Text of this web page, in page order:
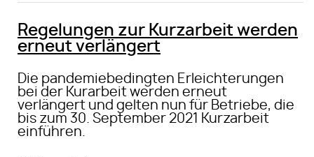
Regelungen zur Kurzarbeit werden
erneut verlängert
Die pandemiebedingten Erleichterungen
bei der Kurarbeit werden erneut
verlängert und gelten nun für Betriebe, die
bis zum 30. September 2021 Kurzarbeit
einführen.